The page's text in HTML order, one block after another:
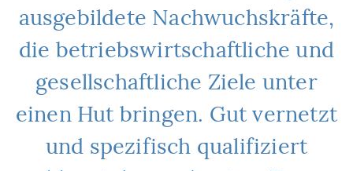
ausgebildete Nachwuchskräfte,
die betriebswirtschaftliche und
gesellschaftliche Ziele unter
einen Hut bringen. Gut vernetzt
und spezifisch qualifiziert